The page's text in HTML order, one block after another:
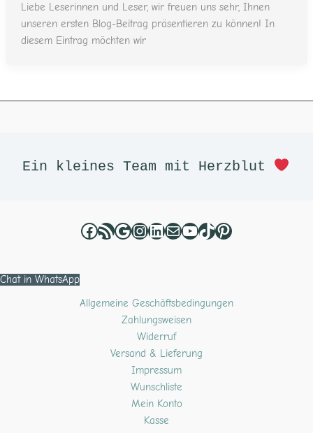
Liebe Leserinnen und Leser, wir freuen uns sehr, Ihnen
unseren ersten Blog-Beitrag präsentieren zu können! In
diesem Eintrag möchten wir
Ein kleines Team mit Herzblut
Chat in WhatsApp
Allgemeine Geschäftsbedingungen
Zahlungsweisen
Widerruf
Versand & Lieferung
Impressum
Wunschliste
Mein Konto
Kasse